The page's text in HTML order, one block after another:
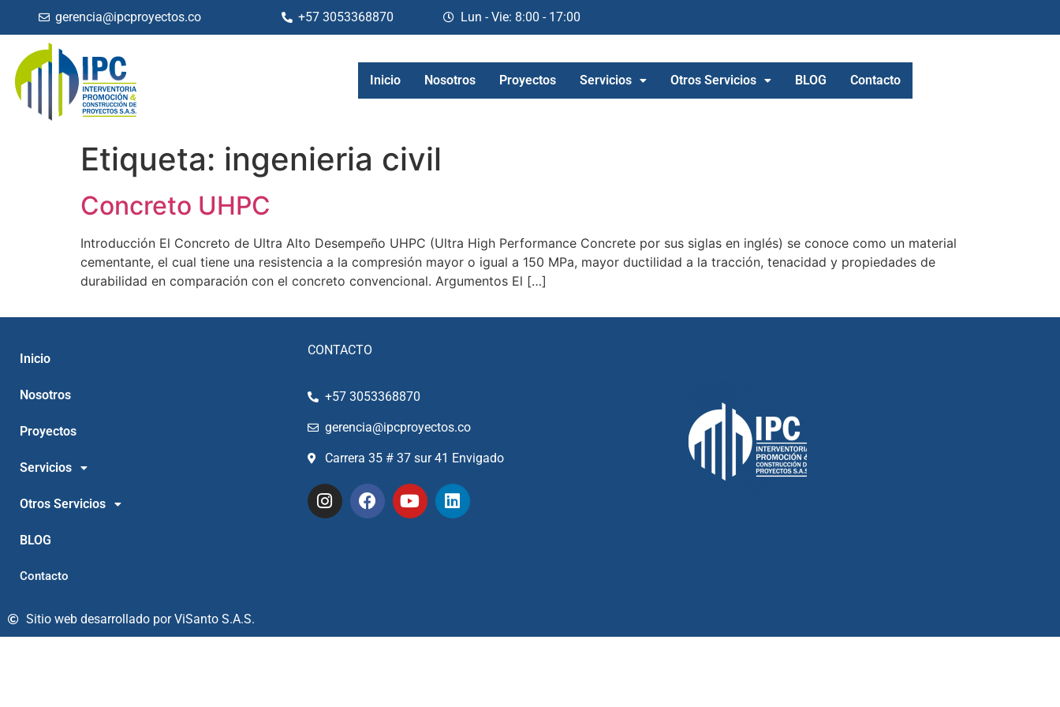
gerencia@ipcproyectos.co +57 3053368870 Lun - Vie: 8:00 - 17:00
Inicio Nosotros Proyectos Servicios Otros Servicios BLOG Contacto
Etiqueta: ingenieria civil
Concreto UHPC
Introducción El Concreto de Ultra Alto Desempeño UHPC (Ultra High Performance Concrete por sus siglas en inglés) se conoce como un material
cementante, el cual tiene una resistencia a la compresión mayor o igual a 150 MPa, mayor ductilidad a la tracción, tenacidad y propiedades de
durabilidad en comparación con el concreto convencional. Argumentos El […]
Inicio
Nosotros
Proyectos
Servicios
Otros Servicios
BLOG
Contacto
CONTACTO
+57 3053368870
gerencia@ipcproyectos.co
Carrera 35 # 37 sur 41 Envigado
Sitio web desarrollado por ViSanto S.A.S.